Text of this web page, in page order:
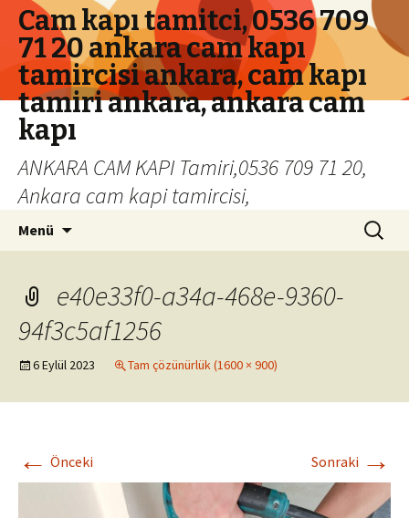
Cam kapı tamitci, 0536 709
71 20 ankara cam kapı
tamircisi ankara, cam kapı
tamiri ankara, ankara cam
kapı
ANKARA CAM KAPI Tamiri,0536 709 71 20,
Ankara cam kapi tamircisi,
Menü Arama:
e40e33f0-a34a-468e-9360-
94f3c5af1256
6 Eylül 2023 Tam çözünürlük (1600 × 900)
← Önceki Sonraki →